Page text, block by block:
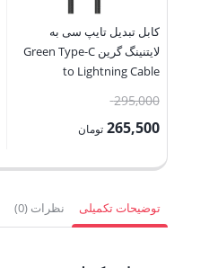
کابل تبدیل تایپ سی به
لایتنینگ گرین Green Type-C
to Lightning Cable
295,000قیمت
اصلی:
بود.
265,500 تومان
265,500 تومان.
توضیحات تکمیلی نظرات (0)